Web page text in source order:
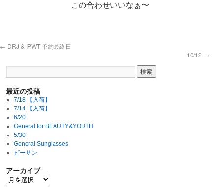
この合わせいいなぁ〜
← DRJ & IPWT 予約最終日
10/12 →
最近の投稿
7/18 【入荷】
7/14 【入荷】
6/20
General for BEAUTY&YOUTH
5/30
General Sunglasses
ビーサン
アーカイブ